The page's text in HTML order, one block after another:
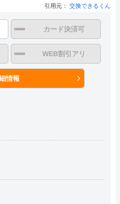
引用元： 交換できるくん
カード決済可
WEB割引アリ
情報